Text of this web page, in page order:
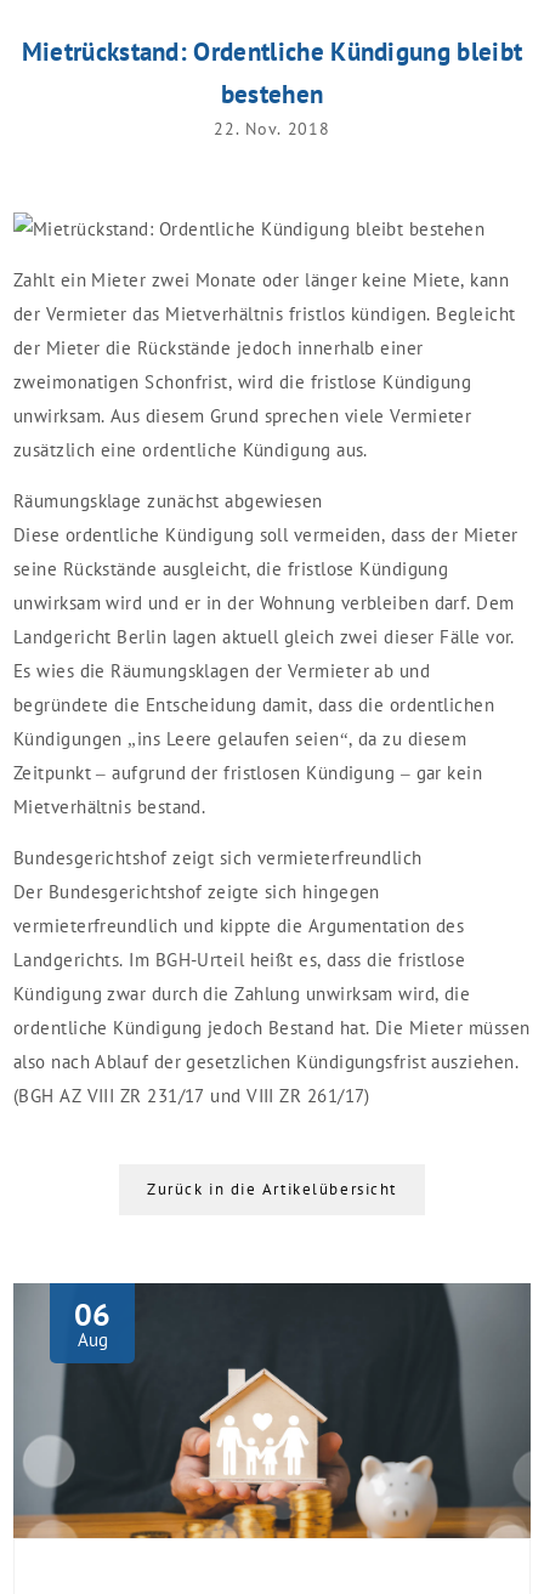
Mietrückstand: Ordentliche Kündigung bleibt
bestehen
22. Nov. 2018
Zahlt ein Mieter zwei Monate oder länger keine Miete, kann
der Vermieter das Mietverhältnis fristlos kündigen. Begleicht
der Mieter die Rückstände jedoch innerhalb einer
zweimonatigen Schonfrist, wird die fristlose Kündigung
unwirksam. Aus diesem Grund sprechen viele Vermieter
zusätzlich eine ordentliche Kündigung aus.
Räumungsklage zunächst abgewiesen
Diese ordentliche Kündigung soll vermeiden, dass der Mieter
seine Rückstände ausgleicht, die fristlose Kündigung
unwirksam wird und er in der Wohnung verbleiben darf. Dem
Landgericht Berlin lagen aktuell gleich zwei dieser Fälle vor.
Es wies die Räumungsklagen der Vermieter ab und
begründete die Entscheidung damit, dass die ordentlichen
Kündigungen „ins Leere gelaufen seien“, da zu diesem
Zeitpunkt – aufgrund der fristlosen Kündigung – gar kein
Mietverhältnis bestand.
Bundesgerichtshof zeigt sich vermieterfreundlich
Der Bundesgerichtshof zeigte sich hingegen
vermieterfreundlich und kippte die Argumentation des
Landgerichts. Im BGH-Urteil heißt es, dass die fristlose
Kündigung zwar durch die Zahlung unwirksam wird, die
ordentliche Kündigung jedoch Bestand hat. Die Mieter müssen
also nach Ablauf der gesetzlichen Kündigungsfrist ausziehen.
(BGH AZ VIII ZR 231/17 und VIII ZR 261/17)
Zurück in die Artikelübersicht
06
Aug